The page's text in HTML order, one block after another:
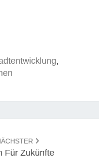
,
Für Zukünfte